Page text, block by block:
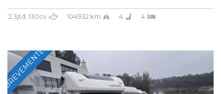
2.3jtd, 130cv 104932 km 4 4
BREVEMENTE